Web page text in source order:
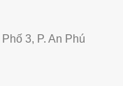
3, P. An Phú